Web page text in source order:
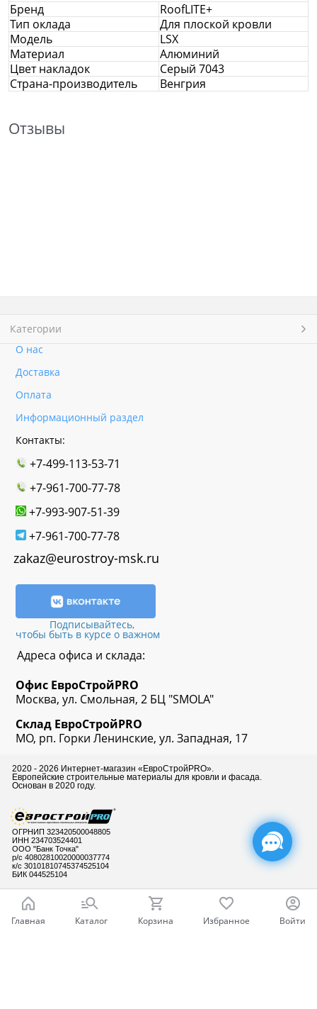
Бренд
RoofLITE+
Тип оклада
Для плоской кровли
Модель
LSX
Материал
Алюминий
Цвет накладок
Серый 7043
Страна-производитель
Венгрия
Отзывы
Категории
О нас
Доставка
Оплата
Информационный раздел
Контакты:
+7-499-113-53-71
+7-961-700-77-78
+7-993-907-51-39
+7-961-700-77-78
zakaz@eurostroy-msk.ru
Подписывайтесь,
чтобы быть в курсе о важном
Адреса офиса и склада:
Офис ЕвроСтройPRO
Москва, ул. Смольная, 2 БЦ "SMOLA"
Склад ЕвроСтройPRO
МО, рп. Горки Ленинские, ул. Западная, 17
2020 - 2026 Интернет-магазин «ЕвроСтройPRO».
Европейские строительные материалы для кровли и фасада.
Основан в 2020 году.
ОГРНИП 323420500048805
ИНН 234703524401
ООО "Банк Точка"
р/с 40802810020000037774
к/с 30101810745374525104
БИК 044525104
Главная Каталог Корзина Избранное Войти